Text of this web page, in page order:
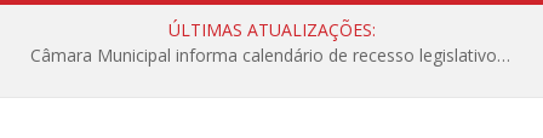
ÚLTIMAS ATUALIZAÇÕES:
Câmara Municipal informa calendário de recesso legislativo de julho